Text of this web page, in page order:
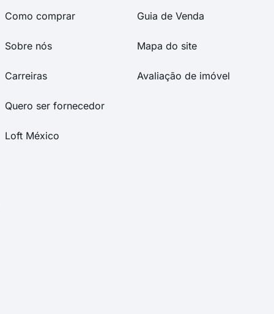
Como comprar
Sobre nós
Carreiras
Quero ser fornecedor
Loft México
Guia de Venda
Mapa do site
Avaliação de imóvel